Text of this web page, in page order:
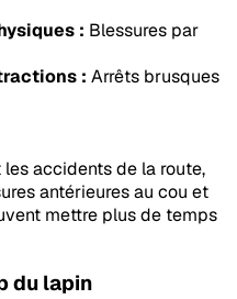
: Blessures par
: Arrêts brusques
accidents de la route,
antérieures au cou et
mettre plus de temps
du lapin